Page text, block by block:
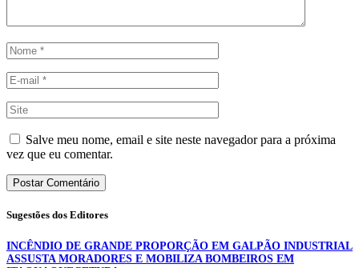
Salve meu nome, email e site neste navegador para a próxima
vez que eu comentar.
Sugestões dos Editores
INCÊNDIO DE GRANDE PROPORÇÃO EM GALPÃO INDUSTRIAL
ASSUSTA MORADORES E MOBILIZA BOMBEIROS EM